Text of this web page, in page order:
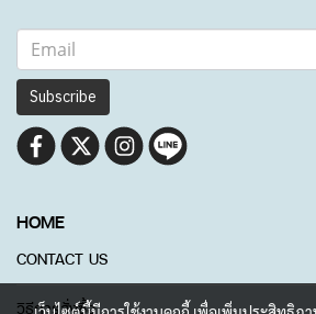
Subscribe
HOME
CONTACT US
วิธีการสั่งซื้อ